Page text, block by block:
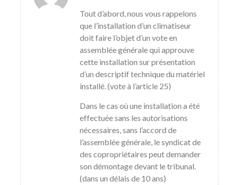
Tout d’abord, nous vous rappelons
que l’installation d’un climatiseur
doit faire l’objet d’un vote en
assemblée générale qui approuve
cette installation sur présentation
d’un descriptif technique du matériel
installé. (vote à l’article 25)
Dans le cas où une installation a été
effectuée sans les autorisations
nécessaires, sans l’accord de
l’assemblée générale, le syndicat de
des copropriétaires peut demander
son démontage devant le tribunal.
(dans un délais de 10 ans)